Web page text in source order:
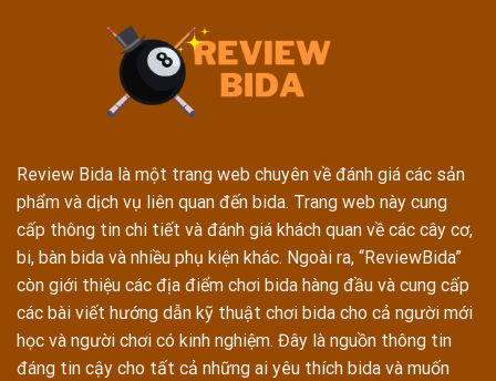
Review Bida là một trang web chuyên về đánh giá các sản
phẩm và dịch vụ liên quan đến bida. Trang web này cung
cấp thông tin chi tiết và đánh giá khách quan về các cây cơ,
bi, bàn bida và nhiều phụ kiện khác. Ngoài ra, “ReviewBida”
còn giới thiệu các địa điểm chơi bida hàng đầu và cung cấp
các bài viết hướng dẫn kỹ thuật chơi bida cho cả người mới
học và người chơi có kinh nghiệm. Đây là nguồn thông tin
đáng tin cậy cho tất cả những ai yêu thích bida và muốn